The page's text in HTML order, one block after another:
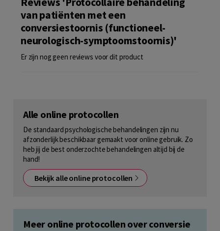
van patiënten met een
conversiestoornis (functioneel-
neurologisch-symptoomstoornis)'
Er zijn nog geen reviews voor dit product
Alle online protocollen
De standaard psychologische behandelingen zijn nu
afzonderlijk beschikbaar gemaakt voor online gebruik. Zo
heb jij de best onderzochte behandelingen altijd bij de
hand!
Bekijk alle online protocollen
Meer online protocollen over conversie